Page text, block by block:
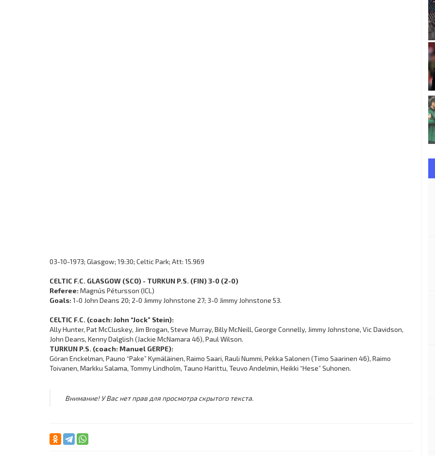
03-10-1973; Glasgow; 19:30; Celtic Park; Att: 15.969
CELTIC F.C. GLASGOW (SCO) - TURKUN P.S. (FIN) 3-0 (2-0)
Referee: Magnús Pétursson (ICL)
Goals: 1-0 John Deans 20; 2-0 Jimmy Johnstone 27; 3-0 Jimmy Johnstone 53.
CELTIC F.C. (coach: John “Jock” Stein):
Ally Hunter, Pat McCluskey, Jim Brogan, Steve Murray, Billy McNeill, George Connelly, Jimmy Johnstone, Vic Davidson,
John Deans, Kenny Dalglish (Jackie McNamara 46), Paul Wilson.
TURKUN P.S. (coach: Manuel GERPE):
Göran Enckelman, Pauno “Pake” Kymäläinen, Raimo Saari, Rauli Nummi, Pekka Salonen (Timo Saarinen 46), Raimo
Toivanen, Markku Salama, Tommy Lindholm, Tauno Harittu, Teuvo Andelmin, Heikki “Hese” Suhonen.
Внимание! У Вас нет прав для просмотра скрытого текста.